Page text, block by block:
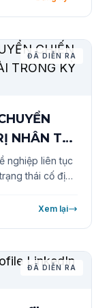
ĐÃ DIỄN RA
NHÂN TÀI
ĐỘNG
nghiệp liên tục
thái cố định
động lực phát
nhân tài
Xem lại
ĐÃ DIỄN RA